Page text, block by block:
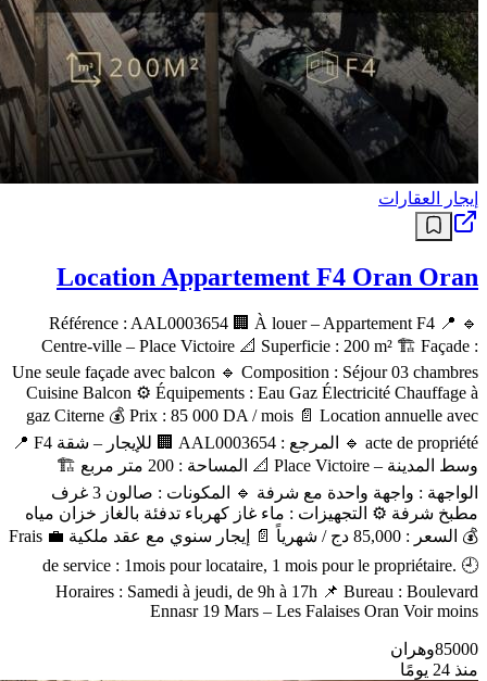
إيجار العقارات
Location Appartement F4 Oran Oran
🔹 Référence : AAL0003654 🏢 À louer – Appartement F4 📍
Centre-ville – Place Victoire 📐 Superficie : 200 m² 🏗️ Façade :
Une seule façade avec balcon 🔹 Composition : Séjour 03 chambres
Cuisine Balcon ⚙️ Équipements : Eau Gaz Électricité Chauffage à
gaz Citerne 💰 Prix : 85 000 DA / mois 📄 Location annuelle avec
acte de propriété 🔹 المرجع : AAL0003654 🏢 للإيجار – شقة F4 📍
وسط المدينة – Place Victoire 📐 المساحة : 200 متر مربع 🏗️
الواجهة : واجهة واحدة مع شرفة 🔹 المكونات : صالون 3 غرف
مطبخ شرفة ⚙️ التجهيزات : ماء غاز كهرباء تدفئة بالغاز خزان مياه
💰 السعر : 85,000 دج / شهرياً 📄 إيجار سنوي مع عقد ملكية 💼 Frais
de service : 1mois pour locataire, 1 mois pour le propriétaire. 🕘
Horaires : Samedi à jeudi, de 9h à 17h 📌 Bureau : Boulevard
Ennasr 19 Mars – Les Falaises Oran Voir moins
85000وهران
منذ 24 يومًا